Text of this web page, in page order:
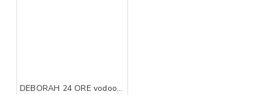
DEBORAH 24 ORE vodootporna olovka za oci 03